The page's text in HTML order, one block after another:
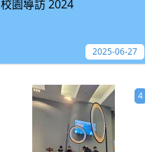
校園導訪 2024
2025-06-27
4